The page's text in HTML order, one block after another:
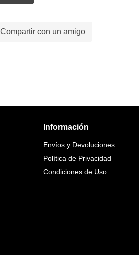
Compartir con un amigo
Información
Envíos y Devoluciones
Política de Privacidad
Condiciones de Uso